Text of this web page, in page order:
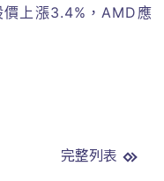
上漲3.4%，AMD應
完整列表